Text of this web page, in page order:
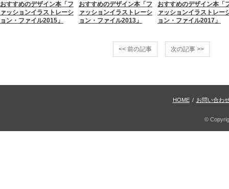
おすすめのデザイン本「フ
ァッションイラストレーシ
ョン・ファイル2015」
おすすめのデザイン本「フ
ァッションイラストレーシ
ョン・ファイル2013」
おすすめのデザイン本「
ァッションイラストレー
ョン・ファイル2017」
<< 前の記事 次の記事 >>
HOME / お問い合わ
©